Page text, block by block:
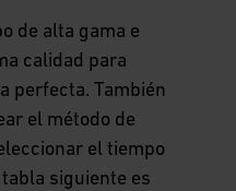
de alta gama e
calidad para
perfecta. También
el método de
el tiempo
siguiente es